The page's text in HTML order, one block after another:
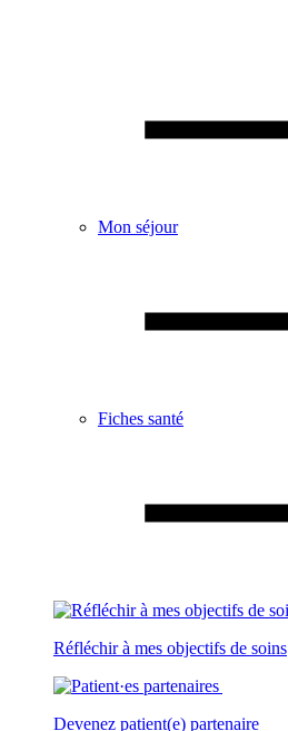
Mon séjour
Fiches santé
Réfléchir à mes objectifs de soins
Devenez patient(e) partenaire